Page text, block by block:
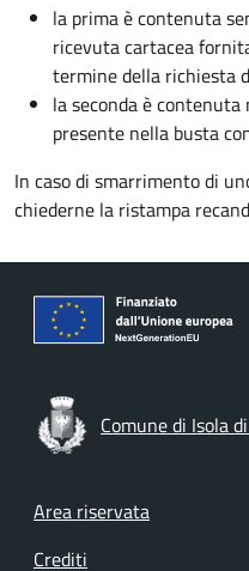
la prima è contenuta
ricevuta cartacea
termine della richiesta
la seconda è
presente nella busta
In caso di smarrimento di
chiederne la ristampa
Comune di Isola
Footer menu
Area riservata
Crediti